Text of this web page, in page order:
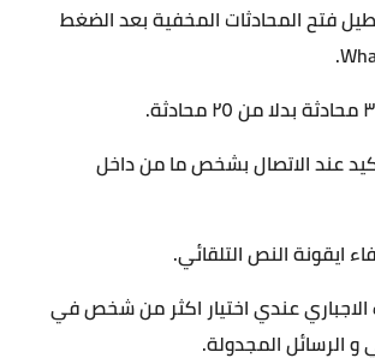
فتح المحادثات المخفية بعد الضغط
عند الاتصال بشخص ما من داخل
الاجباري عندي اختيار اكثر من شخص في
و الرسائل المجدولة.